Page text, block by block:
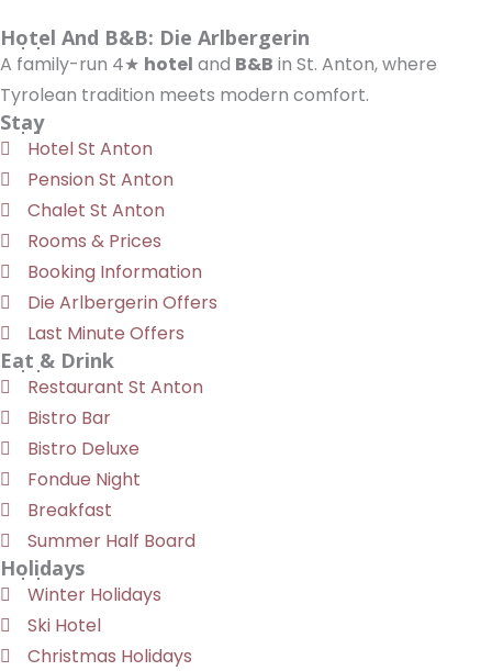
Hotel And B&B: Die Arlbergerin
A family-run 4★ hotel and B&B in St. Anton, where
Tyrolean tradition meets modern comfort.
Stay
Hotel St Anton
Pension St Anton
Chalet St Anton
Rooms & Prices
Booking Information
Die Arlbergerin Offers
Last Minute Offers
Eat & Drink
Restaurant St Anton
Bistro Bar
Bistro Deluxe
Fondue Night
Breakfast
Summer Half Board
Holidays
Winter Holidays
Ski Hotel
Christmas Holidays